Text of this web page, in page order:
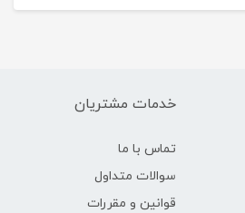
خدمات مشتریان
تماس با ما
سوالات متداول
قوانین و مقررات